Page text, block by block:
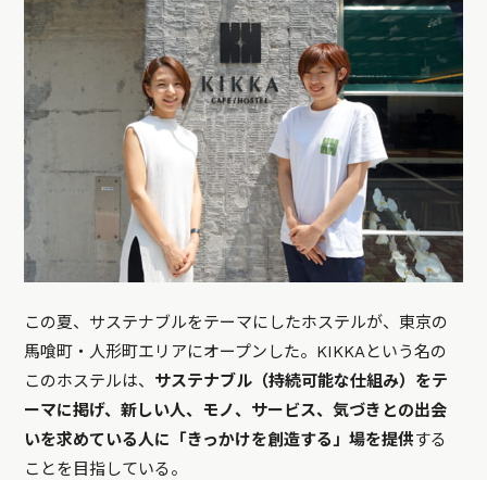
この夏、サステナブルをテーマにしたホステルが、東京の
馬喰町・人形町エリアにオープンした。KIKKAという名の
このホステルは、 サステナブル（持続可能な仕組み）をテ
ーマに掲げ、新しい人、モノ、サービス、気づきとの出会
いを求めている人に「きっかけを創造する」場を提供する
ことを目指している。